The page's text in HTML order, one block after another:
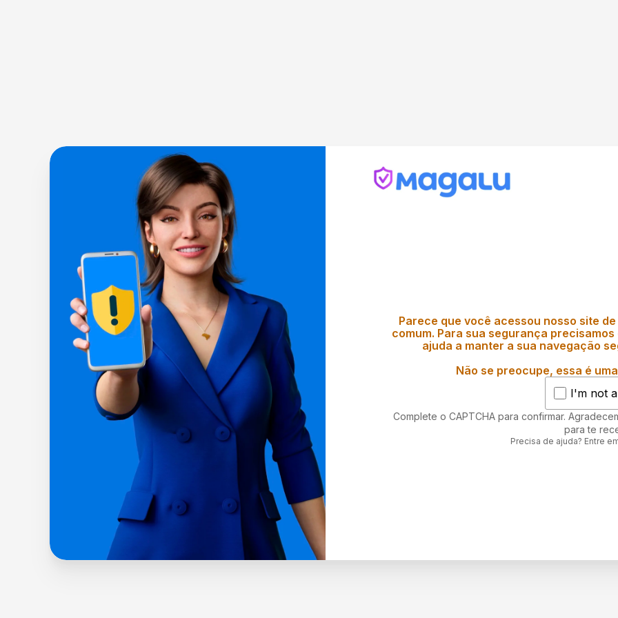
Parece que você acessou nosso site
comum. Para sua segurança
ajuda a manter a sua navegação
Não se preocupe, essa é
I'm not
Complete o CAPTCHA para confirmar.
para te
Precisa de ajuda? Entre